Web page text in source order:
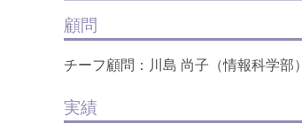
顧問
チーフ顧問：川島 尚子（情報科学部）
実績